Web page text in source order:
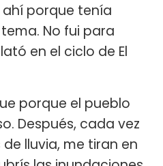
porque tenía
No fui para
en el ciclo de El
porque el pueblo
Después, cada vez
lluvia, me tiran en